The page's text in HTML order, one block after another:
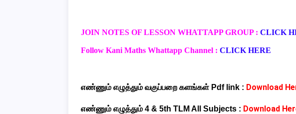
JOIN NOTES OF LESSON WHATTAPP GROUP : CLICK
Follow Kani Maths Whattapp Channel : CLICK HERE
எண்ணும் எழுத்தும் வகுப்பறை களங்கள் Pdf link : Download
எண்ணும் எழுத்தும் 4 & 5th TLM All Subjects : Download